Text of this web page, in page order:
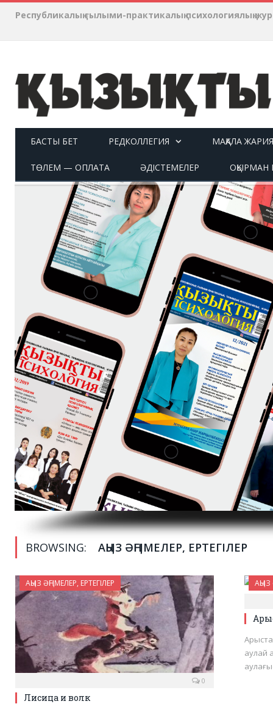
Республикалық ғылыми-практикалық психологиялық
БАСТЫ БЕТ РЕДКОЛЛЕГИЯ МАҚАЛА
ТӨЛЕМ — ОПЛАТА ӘДІСТЕМЕЛЕР ОҚЫРМАН
BROWSING: АҢЫЗ ӘҢГІМЕЛЕР, ЕРТЕГІЛЕР
АҢЫЗ ӘҢГІМЕЛЕР, ЕРТЕГІЛЕР
0
Лисица и волк
АҢЫЗ
аулай